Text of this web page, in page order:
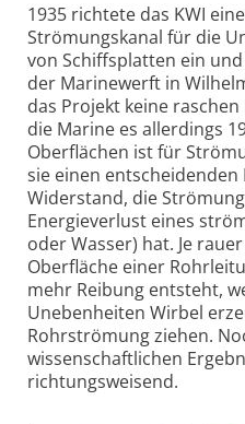
1935 richtete das KWI
Strömungskanal für die
von Schiffsplatten ein
der Marinewerft in
das Projekt keine
die Marine es allerdings
Oberflächen ist für
sie einen entscheidenden
Widerstand, die
Energieverlust eines
oder Wasser) hat. Je
Oberfläche einer
mehr Reibung entsteht,
Unebenheiten Wirbel
Rohrströmung ziehen.
wissenschaftlichen
richtungsweisend.